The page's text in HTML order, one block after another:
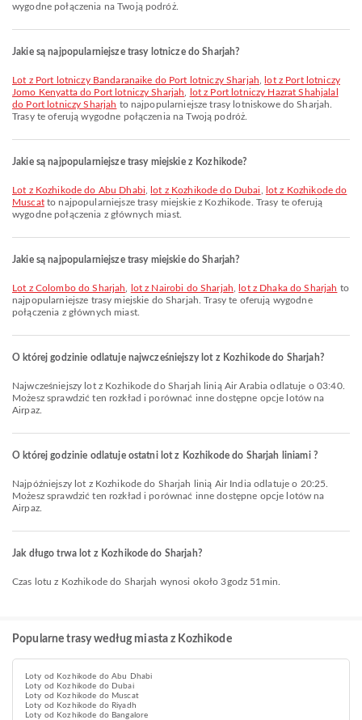
wygodne połączenia na Twoją podróż.
Jakie są najpopularniejsze trasy lotnicze do Sharjah?
lot z Port lotniczy Bandaranaike do Port lotniczy Sharjah
lot z Port lotniczy
Jomo Kenyatta do Port lotniczy Sharjah
lot z Port lotniczy Hazrat Shahjalal
do Port lotniczy Sharjah to najpopularniejsze trasy lotniskowe do Sharjah.
Trasy te oferują wygodne połączenia na Twoją podróż.
Jakie są najpopularniejsze trasy miejskie z Kozhikode?
lot z Kozhikode do Abu Dhabi lot z Kozhikode do Dubai
lot z Kozhikode do
Muscatto najpopularniejsze trasy miejskie z Kozhikode. Trasy te oferują
wygodne połączenia z głównych miast.
Jakie są najpopularniejsze trasy miejskie do Sharjah?
lot z Colombo do Sharjah lot z Nairobi do Sharjah lot z Dhaka do Sharjah to
najpopularniejsze trasy miejskie do Sharjah. Trasy te oferują wygodne
połączenia z głównych miast.
O której godzinie odlatuje najwcześniejszy lot z Kozhikode do Sharjah?
Najwcześniejszy lot z Kozhikode do Sharjah linią Air Arabia odlatuje o 03:40.
Możesz sprawdzić ten rozkład i porównać inne dostępne opcje lotów na
Airpaz.
O której godzinie odlatuje ostatni lot z Kozhikode do Sharjah liniami ?
Najpóźniejszy lot z Kozhikode do Sharjah linią Air India odlatuje o 20:25.
Możesz sprawdzić ten rozkład i porównać inne dostępne opcje lotów na
Airpaz.
Jak długo trwa lot z Kozhikode do Sharjah?
Czas lotu z Kozhikode do Sharjah wynosi około 3godz 51min.
Popularne trasy według miasta z Kozhikode
Loty od Kozhikode do Abu Dhabi
Loty od Kozhikode do Dubai
Loty od Kozhikode do Muscat
Loty od Kozhikode do Riyadh
Loty od Kozhikode do Bangalore